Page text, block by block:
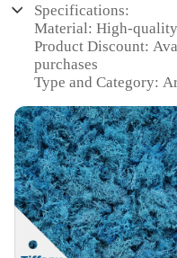
Specifications:
Material: High-
Product Discount:
purchases
Type and Category:
Design and Style:
Usage and Purpose:
offices, and homes
Performance and
resistant, and easy to
Parts and
installation